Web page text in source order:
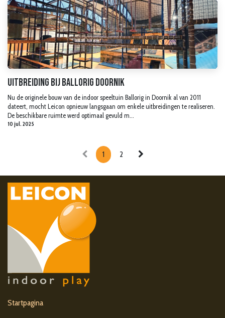
Uitbreiding bij Ballorig Doornik
Nu de originele bouw van de indoor speeltuin Ballorig in Doornik al van 2011
dateert, mocht Leicon opnieuw langsgaan om enkele uitbreidingen te realiseren.
De beschikbare ruimte werd optimaal gevuld m...
10 jul. 2025
1 2
Startpagina